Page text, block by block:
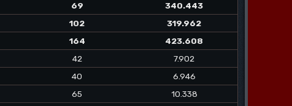
69
340.443
102
319.962
164
423.608
42
7.902
40
6.946
65
10.338